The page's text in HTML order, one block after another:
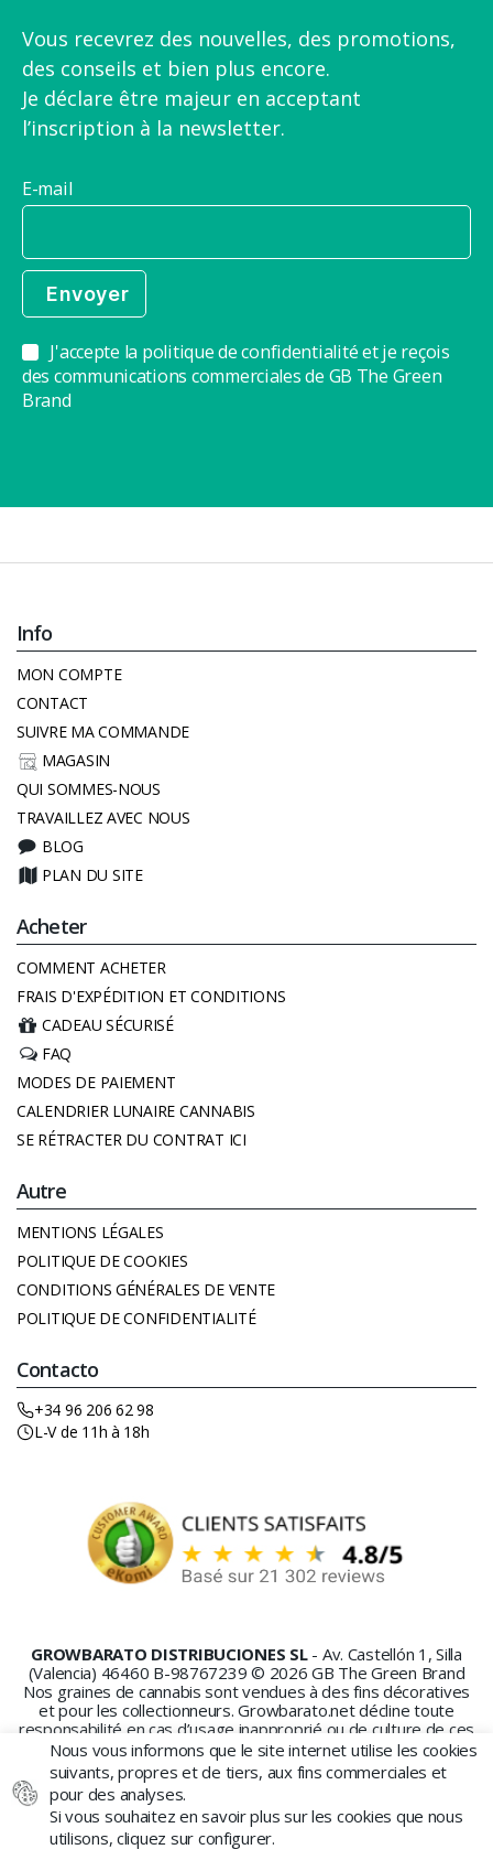
Vous recevrez des nouvelles, des promotions,
des conseils et bien plus encore.
Je déclare être majeur en acceptant
l’inscription à la newsletter.
E-mail
J'accepte la politique de confidentialité et je reçois
des communications commerciales de GB The Green
Brand
Info
MON COMPTE
CONTACT
SUIVRE MA COMMANDE
MAGASIN
QUI SOMMES-NOUS
TRAVAILLEZ AVEC NOUS
BLOG
PLAN DU SITE
Acheter
COMMENT ACHETER
FRAIS D'EXPÉDITION ET CONDITIONS
CADEAU SÉCURISÉ
FAQ
MODES DE PAIEMENT
CALENDRIER LUNAIRE CANNABIS
SE RÉTRACTER DU CONTRAT ICI
Autre
MENTIONS LÉGALES
POLITIQUE DE COOKIES
CONDITIONS GÉNÉRALES DE VENTE
POLITIQUE DE CONFIDENTIALITÉ
Contacto
+34 96 206 62 98
L-V de 11h à 18h
GROWBARATO DISTRIBUCIONES SL - Av. Castellón 1, Silla
(Valencia) 46460 B-98767239 © 2026 GB The Green Brand
Nos graines de cannabis sont vendues à des fins décoratives
et pour les collectionneurs. Growbarato.net décline toute
responsabilité en cas d’usage inapproprié ou de culture de ces
graines.
Nous vous informons que le site internet utilise les cookies
suivants, propres et de tiers, aux fins commerciales et
pour des analyses.
Si vous souhaitez en savoir plus sur les cookies que nous
utilisons, cliquez sur configurer.